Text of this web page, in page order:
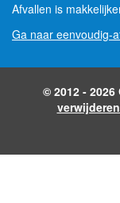
Afvallen is
Ga naar eenvoudig-
© 2012 - 2026